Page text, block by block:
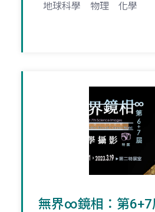
地球科學 物理 化學
無界∞鏡相：第6+7